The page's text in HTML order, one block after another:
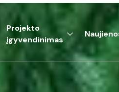
Projekto
įgyvendinimas